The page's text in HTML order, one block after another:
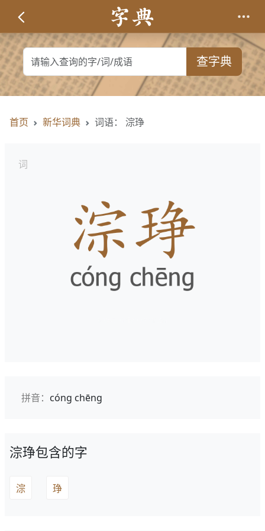
查字典
首页 新华词典 词语： 淙琤
词
拼音： cóng chēng
淙琤包含的字
淙 琤